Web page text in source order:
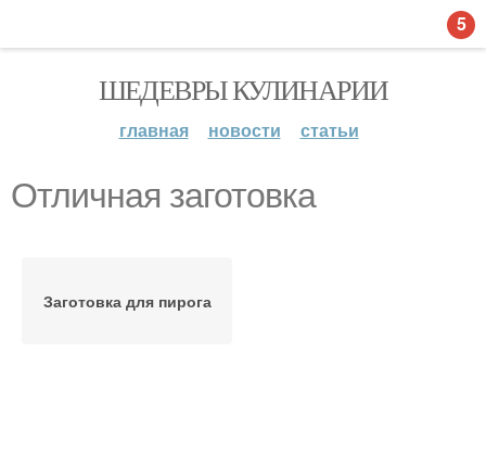
ШЕДЕВРЫ КУЛИНАРИИ
главная новости статьи
Отличная заготовка
Заготовка для пирога
5